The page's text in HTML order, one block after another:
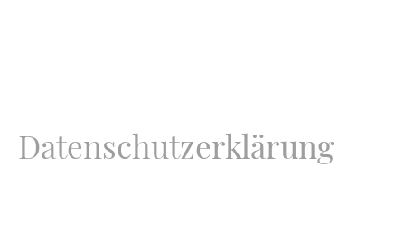
Datenschutzerklärung